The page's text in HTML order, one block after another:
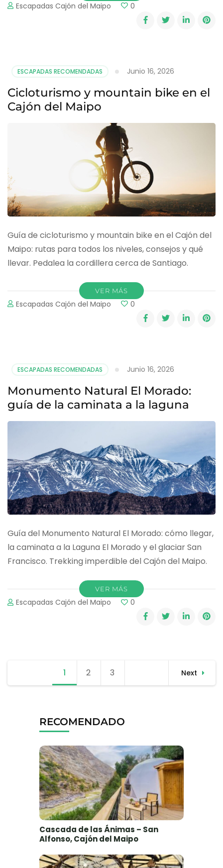
Escapadas Cajón del Maipo 0
ESCAPADAS RECOMENDADAS Junio 16, 2026
Cicloturismo y mountain bike en el
Cajón del Maipo
Guía de cicloturismo y mountain bike en el Cajón del
Maipo: rutas para todos los niveles, consejos y qué
llevar. Pedalea la cordillera cerca de Santiago.
VER MÁS
Escapadas Cajón del Maipo 0
ESCAPADAS RECOMENDADAS Junio 16, 2026
Monumento Natural El Morado:
guía de la caminata a la laguna
Guía del Monumento Natural El Morado: cómo llegar,
la caminata a la Laguna El Morado y el glaciar San
Francisco. Trekking imperdible del Cajón del Maipo.
VER MÁS
Escapadas Cajón del Maipo 0
Paginación
de 1 Page
2 Page
3 Next
RECOMENDADO
Cascada de las Ánimas – San
Alfonso, Cajón del Maipo